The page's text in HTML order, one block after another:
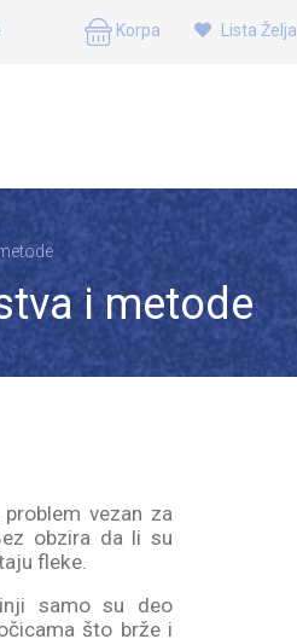
Korpa Lista Želja
i metode
vezan za
obzira da li su
fleke.
samo su deo
što brže i